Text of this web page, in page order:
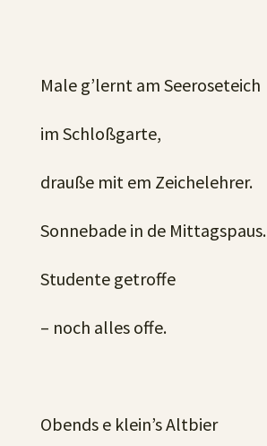
Male g’lernt am Seeroseteich
im Schloßgarte,
drauße mit em Zeichelehrer.
Sonnebade in de Mittagspaus.
Studente getroffe
– noch alles offe.
Obends e klein’s Altbier